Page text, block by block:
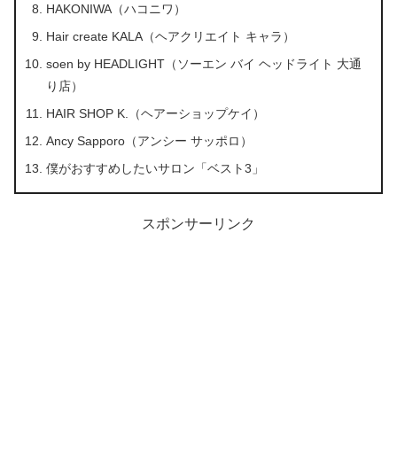
HAKONIWA（ハコニワ）
Hair create KALA（ヘアクリエイト キャラ）
soen by HEADLIGHT（ソーエン バイ ヘッドライト 大通
り店）
HAIR SHOP K.（ヘアーショップケイ）
Ancy Sapporo（アンシー サッポロ）
僕がおすすめしたいサロン「ベスト3」
スポンサーリンク